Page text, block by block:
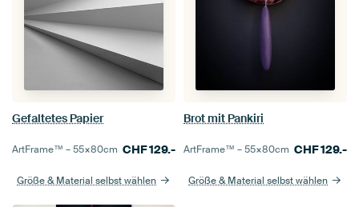
Gefaltetes Papier
ArtFrame™ –55×80cm CHF129.-
Größe & Material selbst wählen
Brot mit Pankiri
ArtFrame™ –55×80cm CHF129.-
Größe & Material selbst wählen